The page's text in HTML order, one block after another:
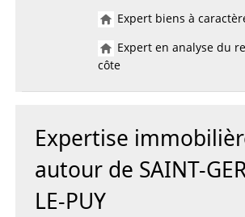
Expert biens à
Expert en analyse du
côte
Expertise
autour de SAINT-
LE-PUY